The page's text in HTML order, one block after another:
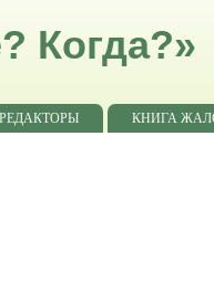
Когда?»
КНИГА